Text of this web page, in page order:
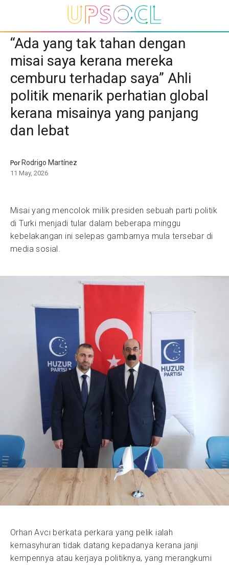
“Ada yang tak tahan dengan
misai saya kerana mereka
cemburu terhadap saya” Ahli
politik menarik perhatian global
kerana misainya yang panjang
dan lebat
Por Rodrigo Martínez
11 May, 2026
Misai yang mencolok milik presiden sebuah parti politik
di Turki menjadi tular dalam beberapa minggu
kebelakangan ini selepas gambarnya mula tersebar di
media sosial.
Orhan Avcı berkata perkara yang pelik ialah
kemasyhuran tidak datang kepadanya kerana janji
kempennya atau kerjaya politiknya, yang merangkumi